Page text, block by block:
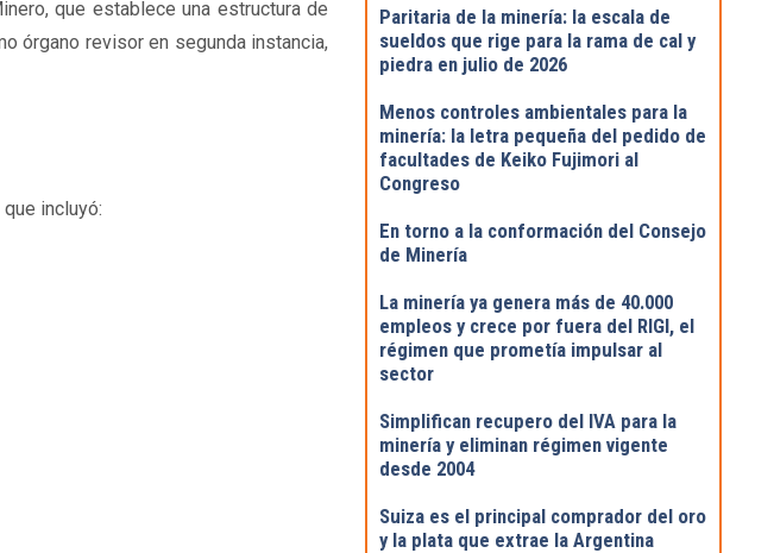
que establece una estructura de
órgano revisor en segunda instancia,
incluyó:
Paritaria de la minería: la escala de
sueldos que rige para la rama de cal y
piedra en julio de 2026
Menos controles ambientales para la
minería: la letra pequeña del pedido de
facultades de Keiko Fujimori al
Congreso
En torno a la conformación del Consejo
de Minería
La minería ya genera más de 40.000
empleos y crece por fuera del RIGI, el
régimen que prometía impulsar al
sector
Simplifican recupero del IVA para la
minería y eliminan régimen vigente
desde 2004
Suiza es el principal comprador del oro
y la plata que extrae la Argentina